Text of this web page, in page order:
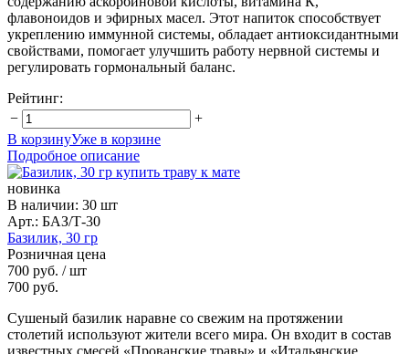
флавоноидов и эфирных масел. Этот напиток способствует
укреплению иммунной системы, обладает антиоксидантными
свойствами, помогает улучшить работу нервной системы и
регулировать гормональный баланс.
Рейтинг:
−
+
В корзинуУже в корзине
Подробное описание
новинка
В наличии: 30 шт
Арт.: БАЗ/Т-30
Базилик, 30 гр
Розничная цена
700 руб. / шт
700 руб.
Сушеный базилик наравне со свежим на протяжении
столетий используют жители всего мира. Он входит в состав
известных смесей «Прованские травы» и «Итальянские